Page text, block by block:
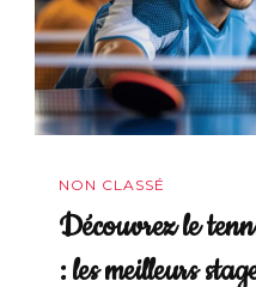
NON CLASSÉ
Découvrez le
: les meilleurs